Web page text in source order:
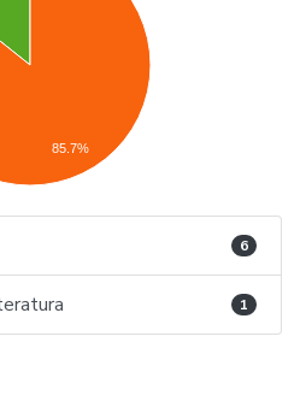
85.7%
6
1